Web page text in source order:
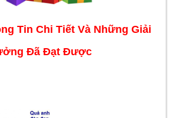
Tin Chi Tiết Và Những Giải
Đã Đạt Được